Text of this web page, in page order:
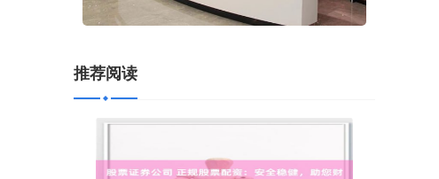
推荐阅读